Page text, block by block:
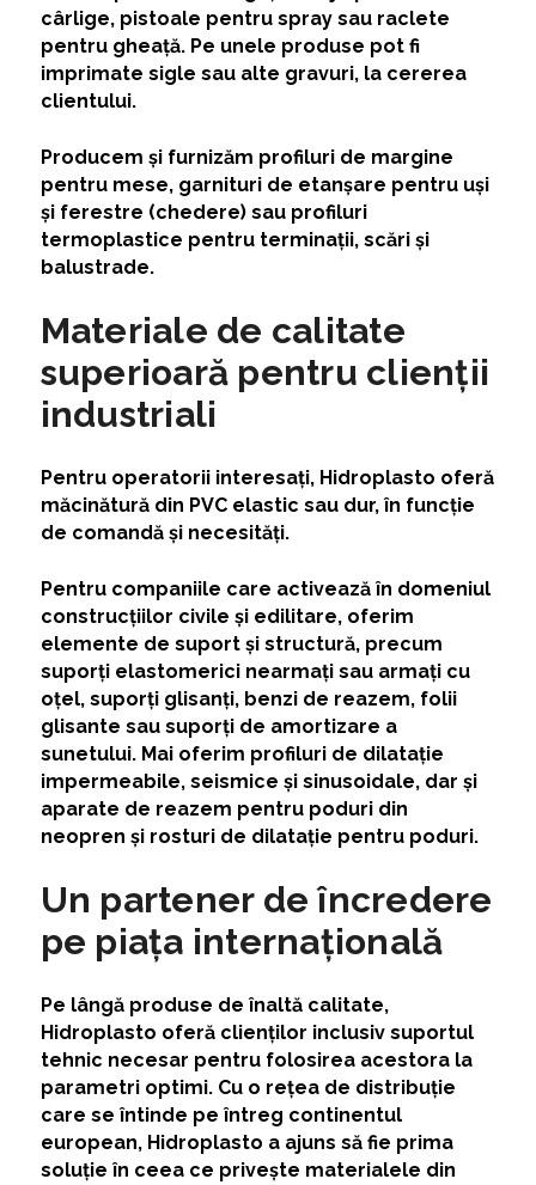
cârlige, pistoale pentru spray sau raclete
pentru gheață. Pe unele produse pot fi
imprimate sigle sau alte gravuri, la cererea
clientului.
Producem și furnizăm profiluri de margine
pentru mese, garnituri de etanșare pentru uși
și ferestre (chedere) sau profiluri
termoplastice pentru terminații, scări și
balustrade.
Materiale de calitate
superioară pentru clienții
industriali
Pentru operatorii interesați, Hidroplasto oferă
măcinătură din PVC elastic sau dur, în funcție
de comandă și necesități.
Pentru companiile care activează în domeniul
construcțiilor civile și edilitare, oferim
elemente de suport și structură, precum
suporți elastomerici nearmați sau armați cu
oțel, suporți glisanți, benzi de reazem, folii
glisante sau suporți de amortizare a
sunetului. Mai oferim profiluri de dilatație
impermeabile, seismice și sinusoidale, dar și
aparate de reazem pentru poduri din
neopren și rosturi de dilatație pentru poduri.
Un partener de încredere
pe piața internațională
Pe lângă produse de înaltă calitate,
Hidroplasto oferă clienților inclusiv suportul
tehnic necesar pentru folosirea acestora la
parametri optimi. Cu o rețea de distribuție
care se întinde pe întreg continentul
european, Hidroplasto a ajuns să fie prima
soluție în ceea ce privește materialele din